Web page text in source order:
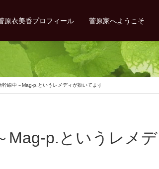
原衣美香プロフィール 菅原家へようこそ
幹線中～Mag-p.というレメディが効いてます